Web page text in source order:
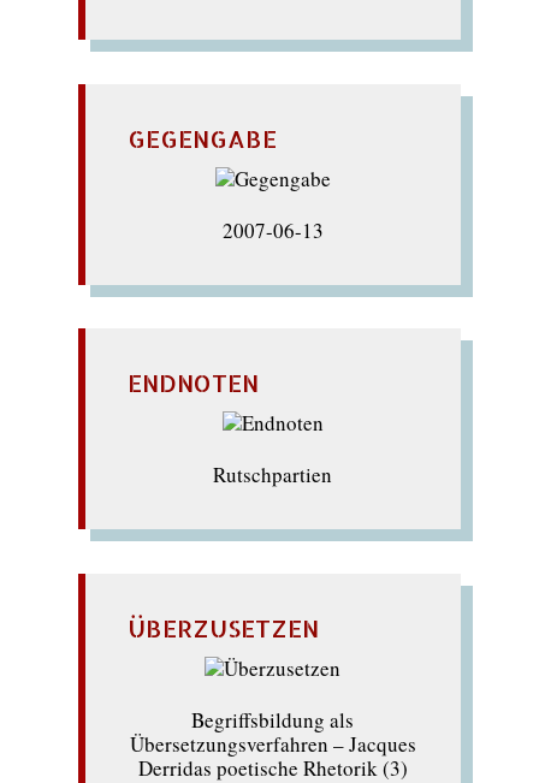
GEGENGABE
2007-06-13
ENDNOTEN
Rutschpartien
ÜBERZUSETZEN
Begriffsbildung als
Übersetzungsverfahren – Jacques
Derridas poetische Rhetorik (3)